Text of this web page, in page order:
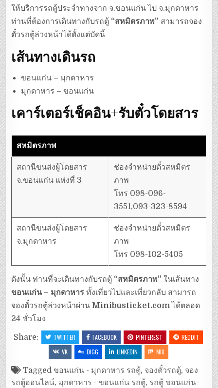
ให้บริการรถตู้ประจำทางจาก จ.ขอนแก่น ไป จ.มุกดาหาร
ท่านที่ต้องการเดินทางกับรถตู้ “สหมิตรภาพ” สามารถจอง
ตั๋วรถตู้ล่วงหน้าได้ตั้งแต่บัดนี้
เส้นทางเดินรถ
ขอนแก่น – มุกดาหาร
มุกดาหาร – ขอนแก่น
เคาร์เตอร์เช็คอิน+รับตั๋วโดยสาร
สหมิตรภาพ
สถานีขนส่งผู้โดยสาร
จ.ขอนแก่น แห่งที่ 3
ช่องจำหน่ายตั๋วสหมิตร
ภาพ
โทร 098-096-
3551,093-323-8594
สถานีขนส่งผู้โดยสาร
จ.มุกดาหาร
ช่องจำหน่ายตั๋วสหมิตร
ภาพ
โทร 098-102-5405
ดังนั้น ท่านที่จะเดินทางกับรถตู้ “สหมิตรภาพ” ในเส้นทาง
ขอนแก่น – มุกดาหาร ทั้งเที่ยวไปและเที่ยวกลับ สามารถ
จองตั๋วรถตู้ล่วงหน้าผ่าน Minibusticket.comได้ตลอด
24 ชั่วโมง
Share: TWITTER FACEBOOK PINTEREST
REDDIT
VK
DIGG LINKEDIN MIX
Taggedขอนแก่น - มุกดาหาร รถตู้, จองตั๋วรถตู้, จอง
รถตู้ออนไลน์, มุกดาหาร - ขอนแก่น รถตู้, รถตู้ ขอนแก่น-